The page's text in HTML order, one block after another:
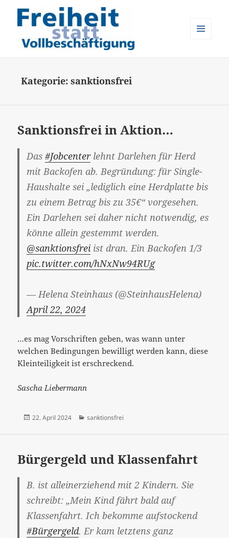
Kategorie:sanktionsfrei
Sanktionsfrei in Aktion…
Das#Jobcenterlehnt Darlehen für Herd
mit Backofen ab. Begründung: für Single-
Haushalte sei „lediglich eine Herdplatte bis
zu einem Betrag bis zu 35€“ vorgesehen.
Ein Darlehen sei daher nicht notwendig, es
könne allein gestemmt werden.
@sanktionsfrei ist dran. Ein Backofen 1/3
pic.twitter.com/hNxNw94RUg
— Helena Steinhaus (@SteinhausHelena)
April 22, 2024
…es mag Vorschriften geben, was wann unter
welchen Bedingungen bewilligt werden kann, diese
Kleinteiligkeit ist erschreckend.
Sascha Liebermann
Veröffentlicht
22. April 2024 Kategorien
sanktionsfrei
Bürgergeld und Klassenfahrt
B. ist alleinerziehend mit 2 Kindern. Sie
schreibt: „Mein Kind fährt bald auf
Klassenfahrt. Ich bekomme aufstockend
#Bürgergeld. Er kam letztens ganz